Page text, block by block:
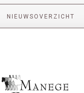
NIEUWSOVERZICHT